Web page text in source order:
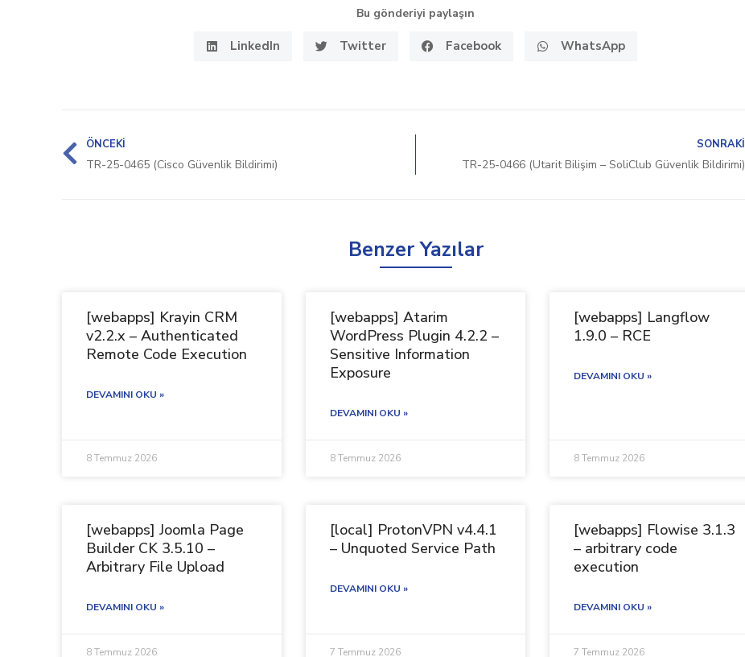
Bu gönderiyi paylaşın
LinkedIn Twitter Facebook WhatsApp
ÖNCEKI
TR-25-0465 (Cisco Güvenlik Bildirimi)
SONRAKI
TR-25-0466 (Utarit Bilişim – SoliClub Güvenlik Bildirimi)
Benzer Yazılar
[webapps] Krayin CRM
v2.2.x – Authenticated
Remote Code Execution
DEVAMINI OKU »
8 Temmuz 2026
[webapps] Atarim
WordPress Plugin 4.2.2 –
Sensitive Information
Exposure
DEVAMINI OKU »
8 Temmuz 2026
[webapps] Langflow
1.9.0 – RCE
DEVAMINI OKU »
8 Temmuz 2026
[webapps] Joomla Page
Builder CK 3.5.10 –
Arbitrary File Upload
DEVAMINI OKU »
8 Temmuz 2026
[local] ProtonVPN v4.4.1
– Unquoted Service Path
DEVAMINI OKU »
7 Temmuz 2026
[webapps] Flowise 3.1.3
– arbitrary code
execution
DEVAMINI OKU »
7 Temmuz 2026